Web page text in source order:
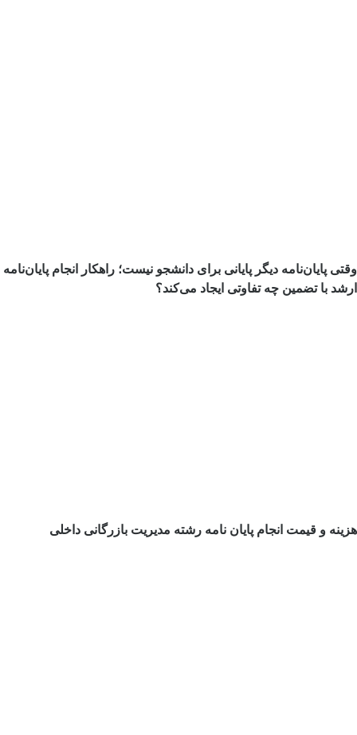
وقتی پایان‌نامه دیگر پایانی برای دانشجو نیست؛ راهکار انجام پایان‌نامه
ارشد با تضمین چه تفاوتی ایجاد می‌کند؟
هزینه و قیمت انجام پایان نامه رشته مدیریت بازرگانی داخلی